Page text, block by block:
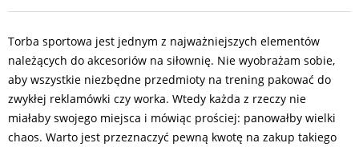
Torba sportowa jest jednym z najważniejszych elementów
należących do akcesoriów na siłownię. Nie wyobrażam sobie,
aby wszystkie niezbędne przedmioty na trening pakować do
zwykłej reklamówki czy worka. Wtedy każda z rzeczy nie
miałaby swojego miejsca i mówiąc prościej: panowałby wielki
chaos. Warto jest przeznaczyć pewną kwotę na zakup takiego